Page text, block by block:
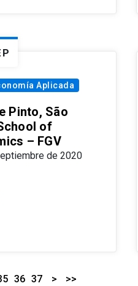
Aplicada
Pinto, São
of
– FGV
de 2020
36 37 > >>